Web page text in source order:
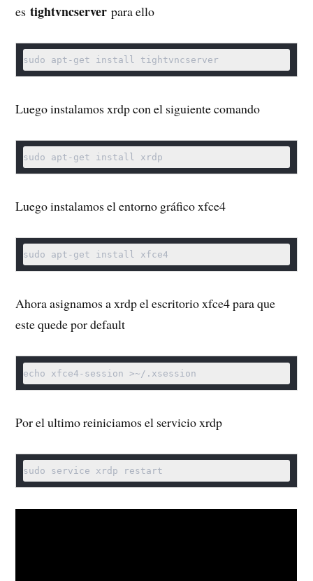
estightvncserver para ello
sudo apt-get install tightvncserver
Luego instalamos xrdp con el siguiente comando
sudo apt-get install xrdp
Luego instalamos el entorno gráfico xfce4
sudo apt-get install xfce4
Ahora asignamos a xrdp el escritorio xfce4 para que
este quede por default
echo xfce4-session >~/.xsession
Por el ultimo reiniciamos el servicio xrdp
sudo service xrdp restart